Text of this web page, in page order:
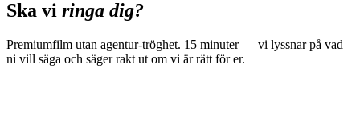
Ska vi ringa dig?
Premiumfilm utan agentur-tröghet. 15 minuter — vi lyssnar på vad
ni vill säga och säger rakt ut om vi är rätt för er.